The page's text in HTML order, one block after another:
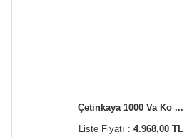
Çetinkaya 1000 Va Ko ...
Liste Fiyatı : 4.968,00 TL